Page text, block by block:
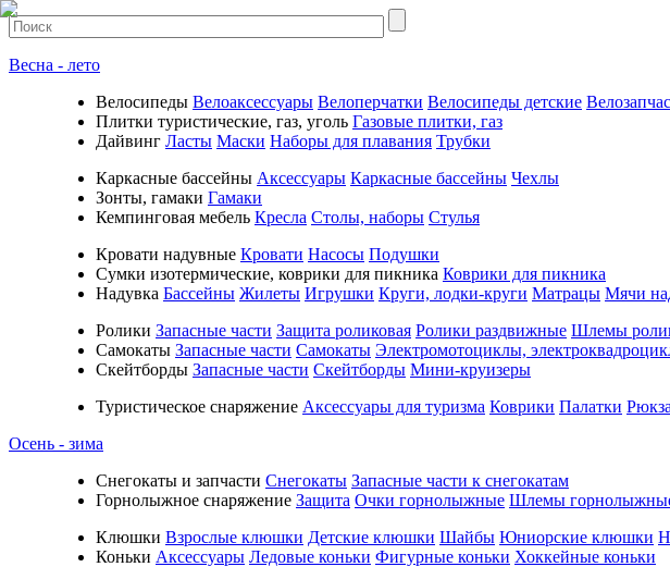
Весна - лето
Велосипеды Велоаксессуары Велоперчатки Велосипеды детские
Плитки туристические, газ, уголь Газовые плитки, газ
Дайвинг Ласты Маски Наборы для плавания Трубки
Каркасные бассейны Аксессуары Каркасные бассейны Чехлы
Зонты, гамаки Гамаки
Кемпинговая мебель Кресла Столы, наборы Стулья
Кровати надувные Кровати Насосы Подушки
Cумки изотермические, коврики для пикника Коврики для пикника
Надувка Бассейны Жилеты Игрушки Круги, лодки-круги Матрацы Мячи
Ролики Запасные части Защита роликовая Ролики раздвижные Шлемы
Самокаты Запасные части Самокаты Электромотоциклы,
Скейтборды Запасные части Скейтборды Мини-круизеры
Туристическое снаряжение Аксессуары для туризма Коврики Палатки
Осень - зима
Cнегокаты и запчасти Снегокаты Запасные части к снегокатам
Горнолыжное снаряжение Защита Очки горнолыжные Шлемы
Клюшки Взрослые клюшки Детские клюшки Шайбы Юниорские клюшки
Коньки Аксессуары Ледовые коньки Фигурные коньки Хоккейные коньки